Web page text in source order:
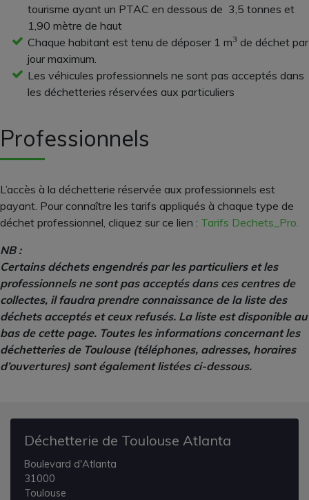
tourisme ayant un PTAC en dessous de 3,5 tonnes et
1,90 mètre de haut
Chaque habitant est tenu de déposer 1 m3 de déchet par
jour maximum.
Les véhicules professionnels ne sont pas acceptés dans
les déchetteries réservées aux particuliers
Professionnels
L’accès à la déchetterie réservée aux professionnels est
payant. Pour connaître les tarifs appliqués à chaque type de
déchet professionnel, cliquez sur ce lien : Tarifs Dechets_Pro.
NB :
Certains déchets engendrés par les particuliers et les
professionnels ne sont pas acceptés dans ces centres de
collectes, il faudra prendre connaissance de la liste des
déchets acceptés et ceux refusés. La liste est disponible au
bas de cette page. Toutes les informations concernant les
déchetteries de Toulouse (téléphones, adresses, horaires
d’ouvertures) sont également listées ci-dessous.
Déchetterie de Toulouse Atlanta
Boulevard d'Atlanta
31000
Toulouse